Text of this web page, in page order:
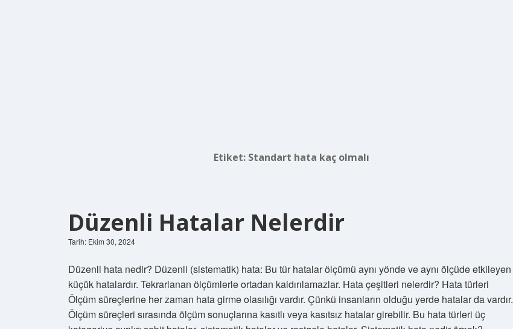
Etiket: Standart hata kaç olmalı
Düzenli Hatalar Nelerdir
Tarih: Ekim 30, 2024
Düzenli hata nedir? Düzenli (sistematik) hata: Bu tür hatalar ölçümü aynı yönde ve aynı ölçüde etkileyen
küçük hatalardır. Tekrarlanan ölçümlerle ortadan kaldırılamazlar. Hata çeşitleri nelerdir? Hata türleri
Ölçüm süreçlerine her zaman hata girme olasılığı vardır. Çünkü insanların olduğu yerde hatalar da vardır.
Ölçüm süreçleri sırasında ölçüm sonuçlarına kasıtlı veya kasıtsız hatalar girebilir. Bu hata türleri üç